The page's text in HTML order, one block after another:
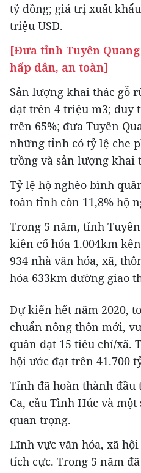
tỷ đồng; giá trị xuất
triệu USD.
[Đưa tỉnh Tuyên
hấp dẫn, an toàn]
Sản lượng khai thác gỗ
đạt trên 4 triệu m3; duy
trên 65%; đưa Tuyên
những tỉnh có tỷ lệ che
trồng và sản lượng khai
Tỷ lệ hộ nghèo bình
toàn tỉnh còn 11,8% hộ
Trong 5 năm, tỉnh
kiên cố hóa 1.004km
934 nhà văn hóa, xã,
hóa 633km đường giao
Dự kiến hết năm 2020,
chuẩn nông thôn mới,
quân đạt 15 tiêu chí/xã.
hội ước đạt trên 41.700
Tỉnh đã hoàn thành
Ca, cầu Tình Húc và
quan trọng.
Lĩnh vực văn hóa, xã
tích cực. Trong 5 năm